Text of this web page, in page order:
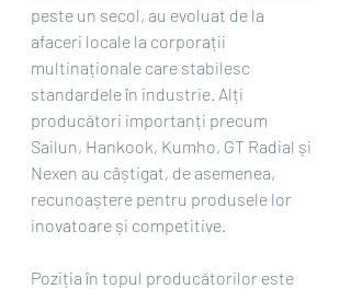
peste un secol, au evoluat de la
afaceri locale la corporații
multinaționale care stabilesc
standardele în industrie. Alți
producători importanți precum
Sailun, Hankook, Kumho, GT Radial și
Nexen au câștigat, de asemenea,
recunoaștere pentru produsele lor
inovatoare și competitive.
Poziția în topul producătorilor este